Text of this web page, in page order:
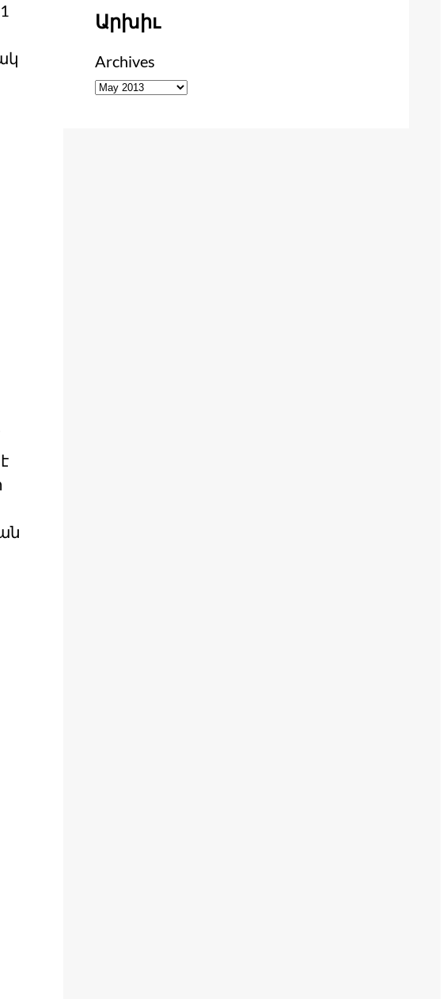
Արխիւ
Archives